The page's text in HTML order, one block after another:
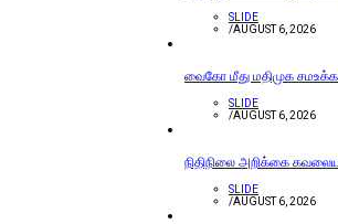
SLIDE
/AUGUST 6, 2026
வைகோ மீது மதிமுக
SLIDE
/AUGUST 6, 2026
நிதிநிலை அறிக்கை
SLIDE
/AUGUST 6, 2026